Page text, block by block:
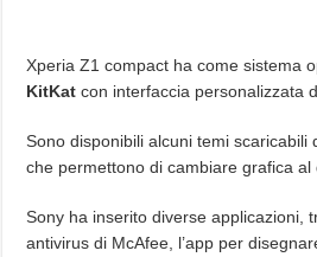
Xperia Z1 compact ha come sistema
KitKat con interfaccia personalizzata
Sono disponibili alcuni temi scaricabili
che permettono di cambiare grafica al
Sony ha inserito diverse applicazioni,
antivirus di McAfee, l’app per